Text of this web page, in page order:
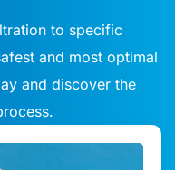
to specific
and most optimal
and discover the